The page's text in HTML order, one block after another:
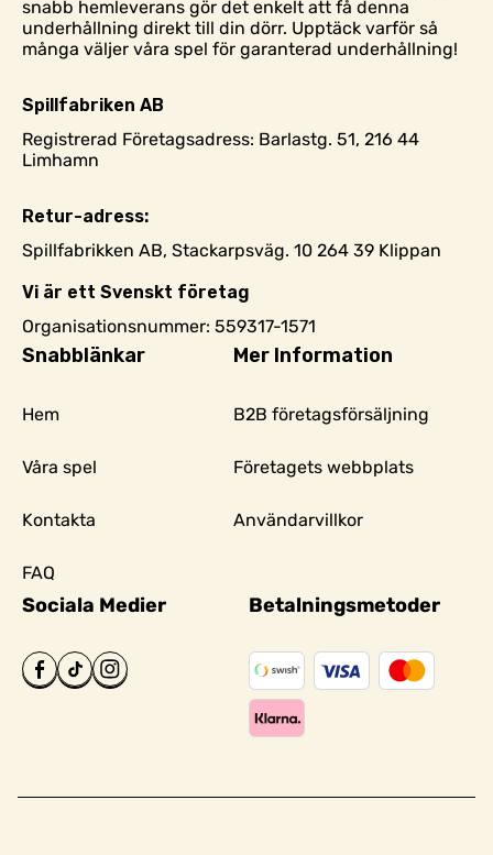
snabb hemleverans gör det enkelt att få denna
underhållning direkt till din dörr. Upptäck varför så
många väljer våra spel för garanterad underhållning!
Spillfabriken AB
Registrerad Företagsadress: Barlastg. 51, 216 44
Limhamn
Retur-adress:
Spillfabrikken AB, Stackarpsväg. 10 264 39 Klippan
Vi är ett Svenskt företag
Organisationsnummer: 559317-1571
Snabblänkar
Hem
Våra spel
Kontakta
FAQ
Mer Information
B2B företagsförsäljning
Företagets webbplats
Användarvillkor
Sociala Medier Betalningsmetoder